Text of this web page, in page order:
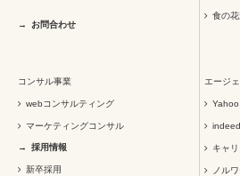
お問合わせ
食の花
コンサル事業
webコンサルティング
マーケティングコンサル
エージ
Yahoo
indeed
キャ
ノル
採用情報
新卒採用